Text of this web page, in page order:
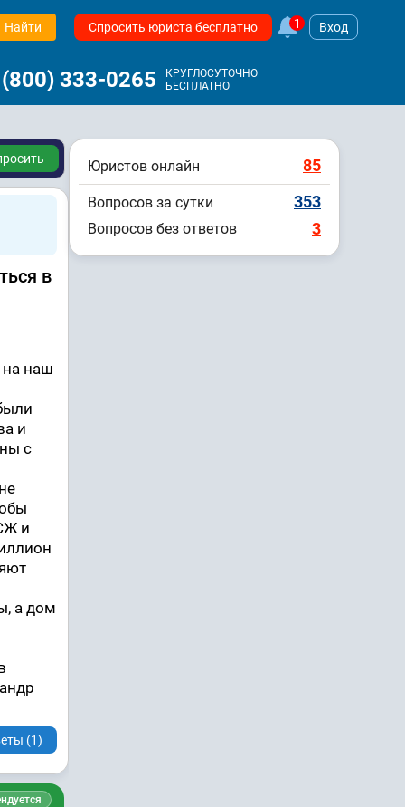
Найти Спросить юриста бесплатно 1 Вход
333-0265
КРУГЛОСУТОЧНО
БЕСПЛАТНО
в
на наш
и
с
и
а дом
(1)
Юристов онлайн 85
Вопросов за сутки 353
Вопросов без ответов 3